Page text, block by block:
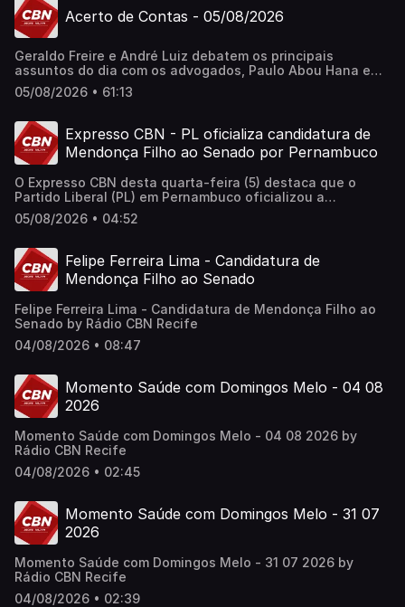
Acerto de Contas - 05/08/2026
Geraldo Freire e André Luiz debatem os principais
assuntos do dia com os advogados, Paulo Abou Hana e
Elizeu Leite; o administrador de empresas, Célio Cruz; e o
especialista em administração pública, Laércio Queiroz.
05/08/2026 • 61:13
Expresso CBN - PL oficializa candidatura de
Mendonça Filho ao Senado por Pernambuco
O Expresso CBN desta quarta-feira (5) destaca que o
Partido Liberal (PL) em Pernambuco oficializou a
candidatura do deputado federal Mendonça Filho (PL) ao
Senado. O nome de Mendonça passou a ser ventilado,
candidatura do ex-prefeito de Petrolina, Miguel Coelho,
do União Brasil. Ouça agora o Expresso CBN e saiba mais!
Apresentação: Lucas Arruda Supervisão de Jornalismo:
05/08/2026 • 04:52
Felipe Ferreira Lima - Candidatura de
Mendonça Filho ao Senado
Felipe Ferreira Lima - Candidatura de Mendonça Filho ao
Senado by Rádio CBN Recife
04/08/2026 • 08:47
Momento Saúde com Domingos Melo - 04 08
2026
Momento Saúde com Domingos Melo - 04 08 2026 by
Rádio CBN Recife
04/08/2026 • 02:45
Momento Saúde com Domingos Melo - 31 07
2026
Momento Saúde com Domingos Melo - 31 07 2026 by
Rádio CBN Recife
04/08/2026 • 02:39